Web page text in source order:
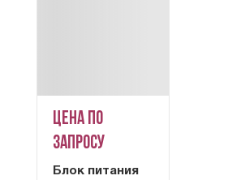
Цена по
запросу
Блок питания